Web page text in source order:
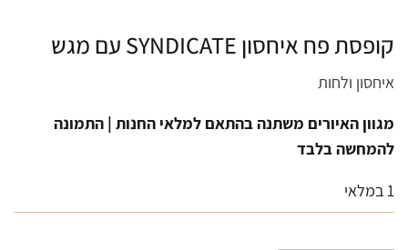
קופסת פח איחסון SYNDICATE עם מגש
איחסון ולחות
מגוון האיורים משתנה בהתאם למלאי החנות | התמונה
להמחשה בלבד
1 במלאי